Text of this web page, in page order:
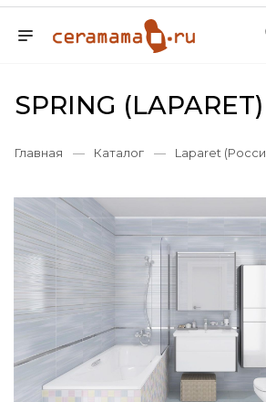
SPRING (LAPARET)
Главная — Каталог — Laparet